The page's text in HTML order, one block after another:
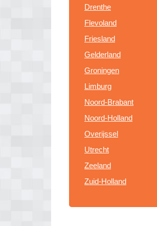
Drenthe
Flevoland
Friesland
Gelderland
Groningen
Limburg
Noord-Brabant
Noord-Holland
Overijssel
Utrecht
Zeeland
Zuid-Holland